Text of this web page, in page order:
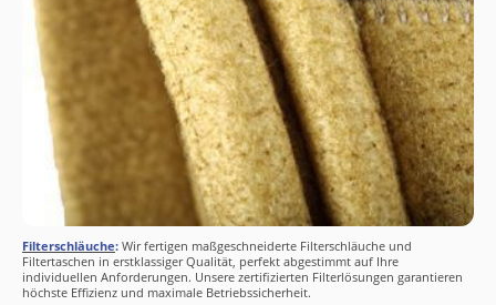
Filterschläuche: Wir fertigen maßgeschneiderte Filterschläuche und
Filtertaschen in erstklassiger Qualität, perfekt abgestimmt auf Ihre
individuellen Anforderungen. Unsere zertifizierten Filterlösungen garantieren
höchste Effizienz und maximale Betriebssicherheit.